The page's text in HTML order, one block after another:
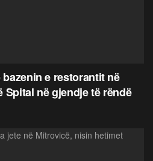
e restorantit në
Spital në gjendje të rëndë